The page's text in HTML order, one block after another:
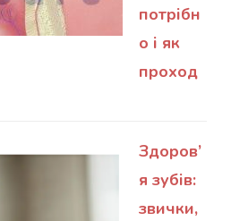
потрібн
о і як
проход
Здоров’
я зубів:
звички,